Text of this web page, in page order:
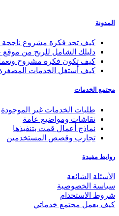
المدونة
كيف تجد فكرة مشروع ناجحة
دليلك الشامل للربح من
كيف تكون فكرة مشروح
كيف أستغل الخدمات
مجتمع الخدمات
طلبات الخدمات غير الموجودة
نقاشات ومواضيع عامة
نماذج أعمال قمت بتنفيذها
تجارب وقصص المستخدمين
روابط مفيدة
الأسئلة الشائعة
سياسة الخصوصية
شروط الاستخدام
كيف يعمل مجتمع خدماتي